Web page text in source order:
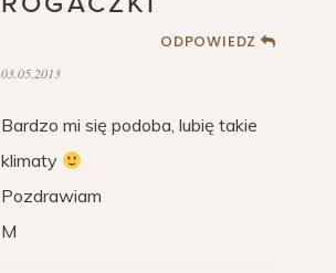
ODPOWIEDZ
03.05.2013
Bardzo mi się podoba, lubię takie
klimaty
Pozdrawiam
M